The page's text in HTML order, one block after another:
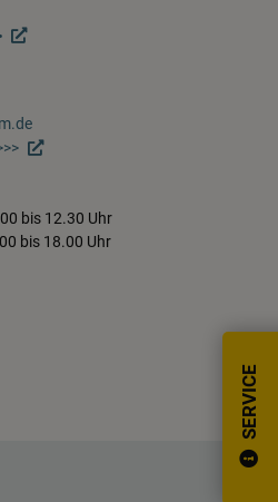
SERVICE
bis 12.30 Uhr
bis 18.00 Uhr